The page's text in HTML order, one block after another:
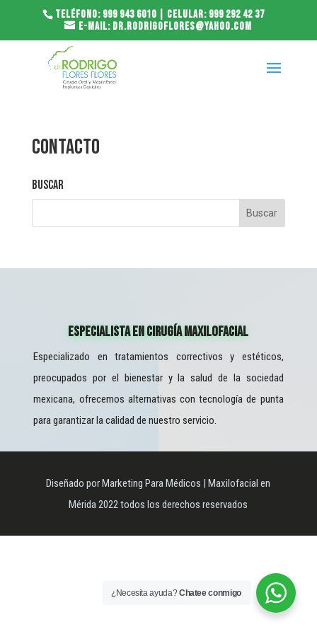
Teléfono: 999 943 6010 | Celular: 999 292 42 37
E-mail: dr.rodrigoflores@yahoo.com
Contacto
Buscar
Especialista En Cirugía Maxilofacial
Especializado en tratamientos correctivos y estéticos,
preocupados por el bienestar y la salud de la sociedad
mexicana, ofrecemos alternativas con tecnología de punta
para garantizar la calidad de nuestro servicio.
Diseñado por Marketing Para Médicos | Maxilofacial en
Mérida 2022 todos los derechos reservados
¿Necesita ayuda?Chatee conmigo